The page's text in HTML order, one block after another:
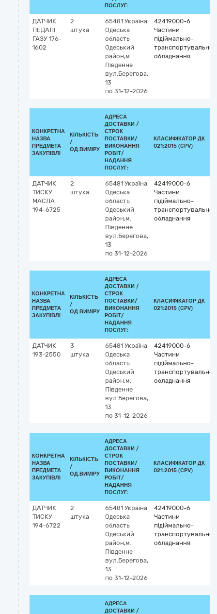
ПОСЛУГ:
ДАТЧИК
ПЕДАЛІ
ГАЗУ 176-
1602
2
штука
65481 Україна
Одеська
область
Одеський
район,м.
Південне
вул.Берегова,
13
по 31-12-2026
42419000-6
Частини
підіймально-
обладнання
КОНКРЕТНА
НАЗВА
ПРЕДМЕТА
ЗАКУПІВЛІ
КІЛЬКІСТЬ
/
ОД.ВИМІРУ
АДРЕСА
ДОСТАВКИ /
СТРОК
ПОСТАВКИ/
ВИКОНАННЯ
РОБІТ/
НАДАННЯ
ПОСЛУГ:
КЛАСИФІКАТОР ДК
021:2015 (CPV)
ДАТЧИК
ТИСКУ
МАСЛА
194-6725
2
штука
65481 Україна
Одеська
область
Одеський
район,м.
Південне
вул.Берегова,
13
по 31-12-2026
42419000-6
Частини
підіймально-
обладнання
КОНКРЕТНА
НАЗВА
ПРЕДМЕТА
ЗАКУПІВЛІ
КІЛЬКІСТЬ
/
ОД.ВИМІРУ
АДРЕСА
ДОСТАВКИ /
СТРОК
ПОСТАВКИ/
ВИКОНАННЯ
РОБІТ/
НАДАННЯ
ПОСЛУГ:
КЛАСИФІКАТОР ДК
021:2015 (CPV)
ДАТЧИК
193-2550
3
штука
65481 Україна
Одеська
область
Одеський
район,м.
Південне
вул.Берегова,
13
по 31-12-2026
42419000-6
Частини
підіймально-
обладнання
КОНКРЕТНА
НАЗВА
ПРЕДМЕТА
ЗАКУПІВЛІ
КІЛЬКІСТЬ
/
ОД.ВИМІРУ
АДРЕСА
ДОСТАВКИ /
СТРОК
ПОСТАВКИ/
ВИКОНАННЯ
РОБІТ/
НАДАННЯ
ПОСЛУГ:
КЛАСИФІКАТОР ДК
021:2015 (CPV)
ДАТЧИК
ТИСКУ
194-6722
2
штука
65481 Україна
Одеська
область
Одеський
район,м.
Південне
вул.Берегова,
13
по 31-12-2026
42419000-6
Частини
підіймально-
обладнання
АДРЕСА
ДОСТАВКИ /